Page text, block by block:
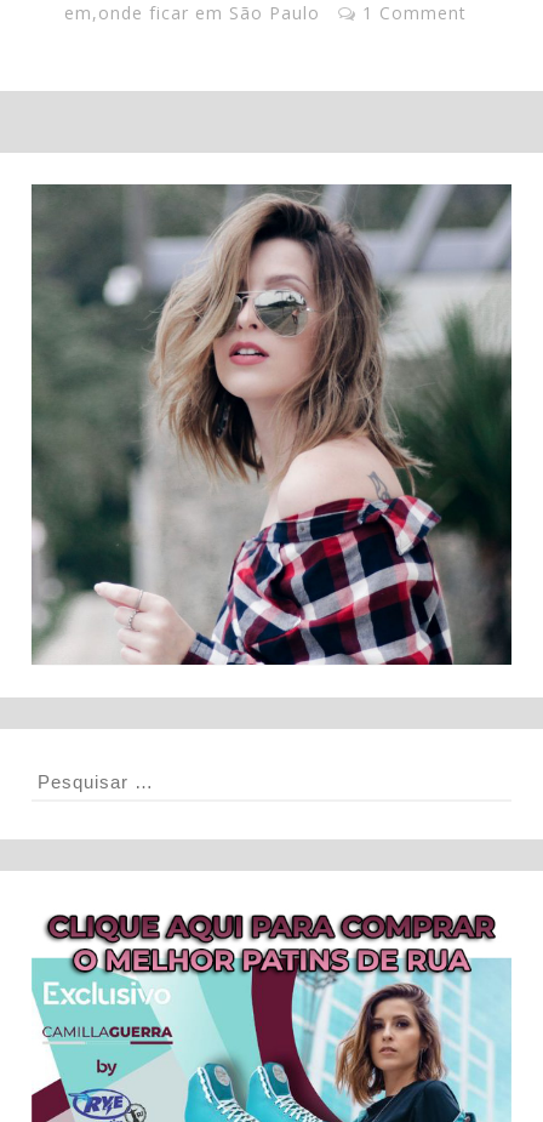
em,onde ficar em São Paulo 1 Comment